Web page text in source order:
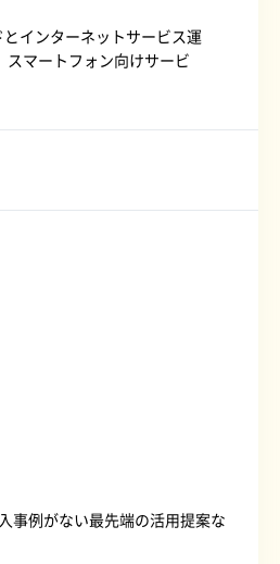
インターネットサービス運
マートフォン向けサービ
事例がない最先端の活用提案な